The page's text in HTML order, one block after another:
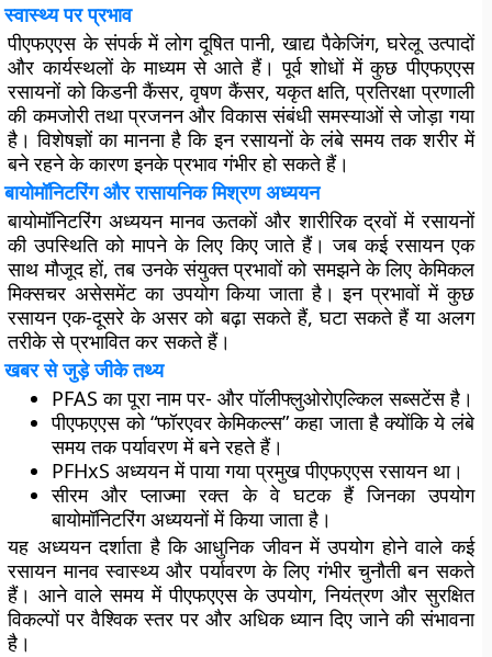
स्वास्थ्य पर प्रभाव
पीएफएएस के संपर्क में लोग दूषित पानी, खाद्य पैकेजिंग, घरेलू उत्पादों
और कार्यस्थलों के माध्यम से आते हैं। पूर्व शोधों में कुछ पीएफएएस
रसायनों को किडनी कैंसर, वृषण कैंसर, यकृत क्षति, प्रतिरक्षा प्रणाली
की कमजोरी तथा प्रजनन और विकास संबंधी समस्याओं से जोड़ा गया
है। विशेषज्ञों का मानना है कि इन रसायनों के लंबे समय तक शरीर में
बने रहने के कारण इनके प्रभाव गंभीर हो सकते हैं।
बायोमॉनिटरिंग और रासायनिक मिश्रण अध्ययन
बायोमॉनिटरिंग अध्ययन मानव ऊतकों और शारीरिक द्रवों में रसायनों
की उपस्थिति को मापने के लिए किए जाते हैं। जब कई रसायन एक
साथ मौजूद हों, तब उनके संयुक्त प्रभावों को समझने के लिए केमिकल
मिक्सचर असेसमेंट का उपयोग किया जाता है। इन प्रभावों में कुछ
रसायन एक-दूसरे के असर को बढ़ा सकते हैं, घटा सकते हैं या अलग
तरीके से प्रभावित कर सकते हैं।
खबर से जुड़े जीके तथ्य
PFAS का पूरा नाम पर- और पॉलीफ्लुओरोएल्किल सब्सटेंस है।
पीएफएएस को “फॉरएवर केमिकल्स” कहा जाता है क्योंकि ये लंबे
समय तक पर्यावरण में बने रहते हैं।
PFHxS अध्ययन में पाया गया प्रमुख पीएफएएस रसायन था।
सीरम और प्लाज्मा रक्त के वे घटक हैं जिनका उपयोग
बायोमॉनिटरिंग अध्ययनों में किया जाता है।
यह अध्ययन दर्शाता है कि आधुनिक जीवन में उपयोग होने वाले कई
रसायन मानव स्वास्थ्य और पर्यावरण के लिए गंभीर चुनौती बन सकते
हैं। आने वाले समय में पीएफएएस के उपयोग, नियंत्रण और सुरक्षित
विकल्पों पर वैश्विक स्तर पर और अधिक ध्यान दिए जाने की संभावना
है।